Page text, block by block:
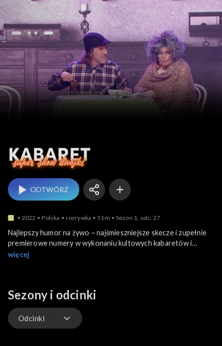
Kabaret. Super
ODTWÓRZ
2022 Polska rozrywka 51m Sezon 1, odc. 27
Najlepszy humor na żywo – najśmieszniejsze skecze i zupełnie
premierowe numery w wykonaniu kultowych kabaretów i
młodych rewelacyjnych komików. Wystąpią: Formacja Chatelet,
więcej
Sezony i odcinki
Odcinki